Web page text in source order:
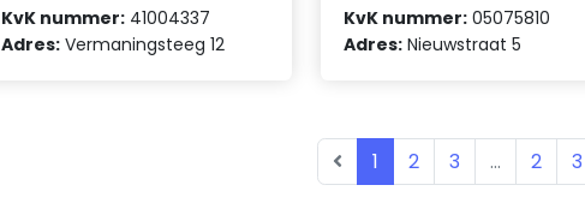
KvK nummer: 41004337
Adres: Vermaningsteeg 12
KvK nummer: 05075810
Adres: Nieuwstraat 5
1 2 3 ... 2 3